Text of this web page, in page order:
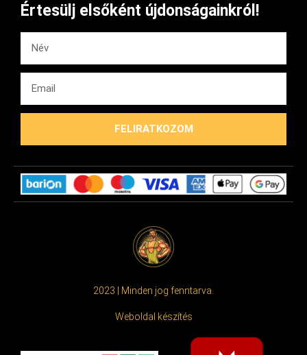
Értesülj elsőként újdonságainkról!
FELIRATKOZOM
2023 | Minden jog fenntarva.
Weboldal készítés